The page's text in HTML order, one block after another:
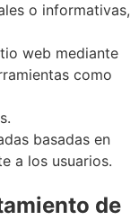
o informativas,
web mediante
como
basadas en
a los usuarios.
de